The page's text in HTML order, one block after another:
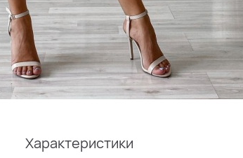
Характеристики